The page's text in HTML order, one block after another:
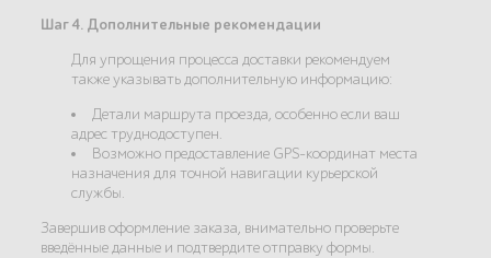
Шаг 4. Дополнительные рекомендации
Для упрощения процесса доставки рекомендуем
также указывать дополнительную информацию:
Детали маршрута проезда, особенно если ваш
адрес труднодоступен.
Возможно предоставление GPS-координат места
назначения для точной навигации курьерской
службы.
Завершив оформление заказа, внимательно проверьте
введённые данные и подтвердите отправку формы.